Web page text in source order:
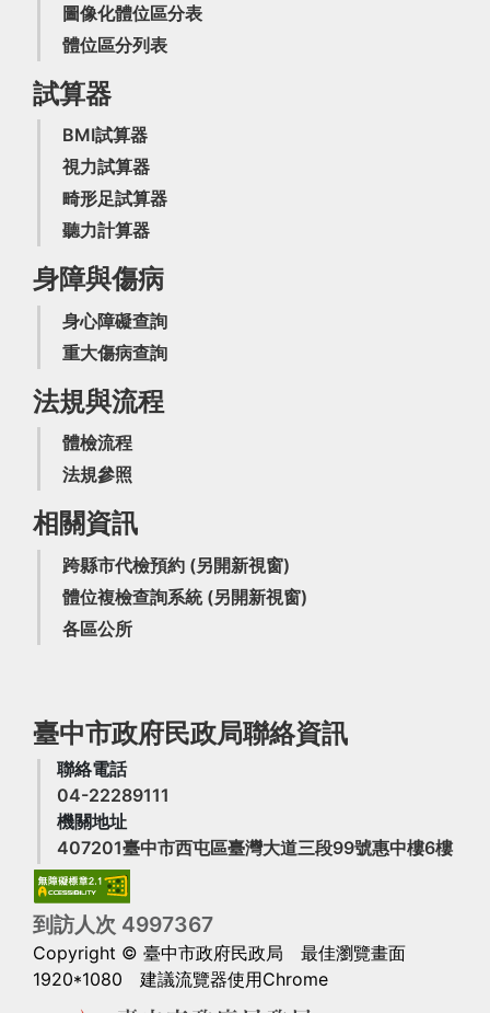
圖像化體位區分表
體位區分列表
試算器
BMI試算器
視力試算器
畸形足試算器
聽力計算器
身障與傷病
身心障礙查詢
重大傷病查詢
法規與流程
體檢流程
法規參照
相關資訊
跨縣市代檢預約 (另開新視窗)
體位複檢查詢系統 (另開新視窗)
各區公所
臺中市政府民政局聯絡資訊
聯絡電話
04-22289111
機關地址
407201臺中市西屯區臺灣大道三段99號惠中樓6樓(另
到訪人次 4997367
Copyright © 臺中市政府民政局 最佳瀏覽畫面
1920*1080 建議流覽器使用Chrome